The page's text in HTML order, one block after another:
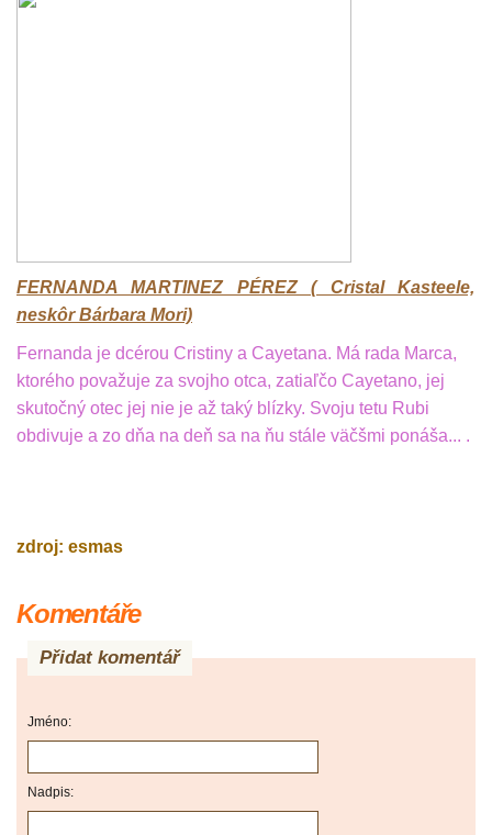
FERNANDA MARTINEZ PÉREZ ( Cristal Kasteele,
neskôr Bárbara Mori)
Fernanda je dcérou Cristiny a Cayetana. Má rada Marca,
ktorého považuje za svojho otca, zatiaľčo Cayetano, jej
skutočný otec jej nie je až taký blízky. Svoju tetu Rubi
obdivuje a zo dňa na deň sa na ňu stále väčšmi ponáša... .
zdroj: esmas
Komentáře
Přidat komentář
Jméno:
Nadpis: